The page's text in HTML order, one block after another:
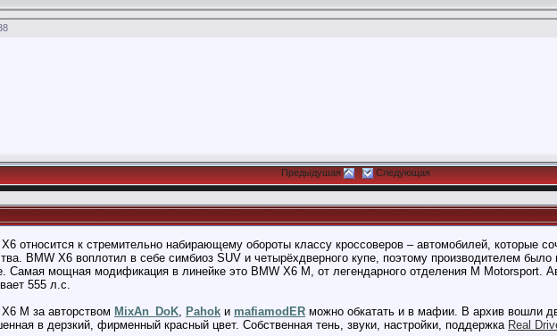
Предыдушая Следующая
X6 относится к стремительно набирающему обороты классу кроссоверов – автомобилей, которые
BMW X6 воплотил в себе симбиоз SUV и четырёхдверного купе, поэтому производителем
Самая мощная модификация в линейке это BMW X6 M, от легендарного отделения M Motorsport.
555 л.с.
M за авторством MixAn_DoK, Pahok и mafiamodER можно обкатать и в мафии. В архив вошли
в дерзкий, фирменный красный цвет. Собственная тень, звуки, настройки, поддержка Real